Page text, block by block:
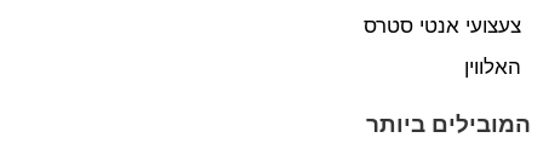
צעצועי אנטי סטרס
האלווין
המובילים ביותר